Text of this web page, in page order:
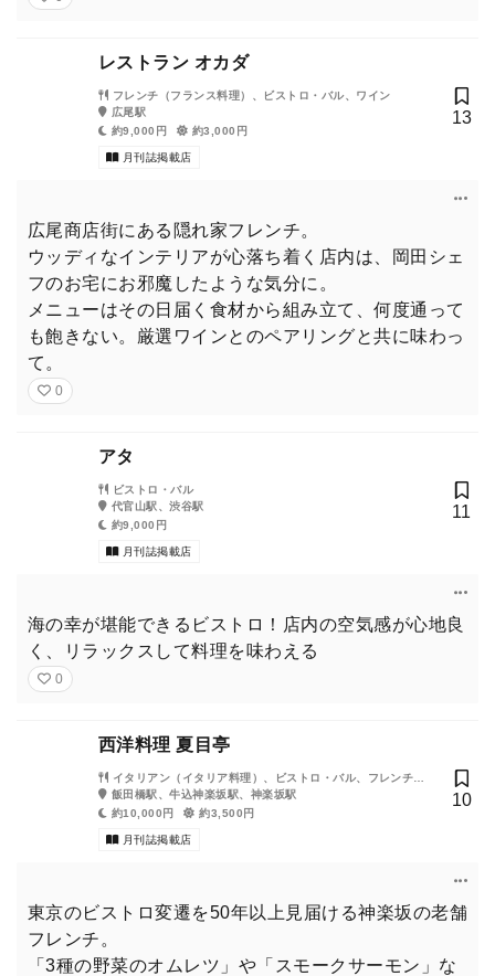
レストラン オカダ
フレンチ（フランス料理）、ビストロ・バル、ワイン
広尾駅
約9,000円
約3,000円
月刊誌掲載店
13
広尾商店街にある隠れ家フレンチ。
ウッディなインテリアが心落ち着く店内は、岡田シェ
フのお宅にお邪魔したような気分に。
メニューはその日届く食材から組み立て、何度通って
も飽きない。厳選ワインとのペアリングと共に味わっ
て。
0
アタ
ビストロ・バル
代官山駅、渋谷駅
約9,000円
月刊誌掲載店
11
海の幸が堪能できるビストロ！店内の空気感が心地良
く、リラックスして料理を味わえる
0
西洋料理 夏目亭
イタリアン（イタリア料理）、ビストロ・バル、フレンチ
（フランス料理）、ワイン
飯田橋駅、牛込神楽坂駅、神楽坂駅
約10,000円
約3,500円
月刊誌掲載店
10
東京のビストロ変遷を50年以上見届ける神楽坂の老舗
フレンチ。
「3種の野菜のオムレツ」や「スモークサーモン」な